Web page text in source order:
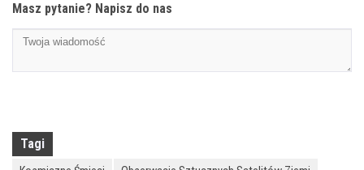
Masz pytanie? Napisz do nas
Tagi